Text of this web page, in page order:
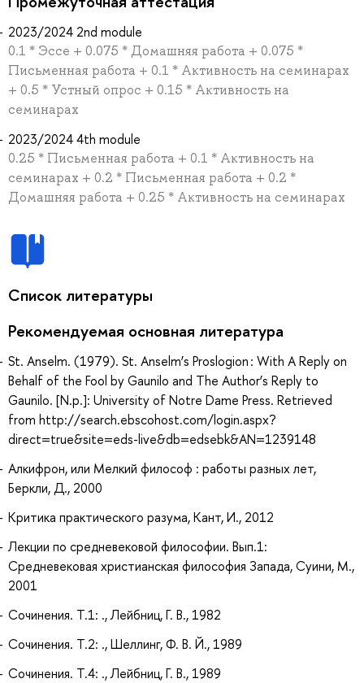
2023/2024 2nd module
0.1 * Эссе + 0.075 * Домашняя работа + 0.075 *
Письменная работа + 0.1 * Активность на семинарах
+ 0.5 * Устный опрос + 0.15 * Активность на
семинарах
2023/2024 4th module
0.25 * Письменная работа + 0.1 * Активность на
семинарах + 0.2 * Письменная работа + 0.2 *
Домашняя работа + 0.25 * Активность на семинарах
Список литературы
Рекомендуемая основная литература
St. Anselm. (1979). St. Anselm’s Proslogion : With A Reply on
Behalf of the Fool by Gaunilo and The Author’s Reply to
Gaunilo. [N.p.]: University of Notre Dame Press. Retrieved
from http://search.ebscohost.com/login.aspx?
direct=true&site=eds-live&db=edsebk&AN=1239148
Алкифрон, или Мелкий философ : работы разных лет,
Беркли, Д., 2000
Критика практического разума, Кант, И., 2012
Лекции по средневековой философии. Вып.1:
Средневековая христианская философия Запада, Суини, М.,
2001
Сочинения. Т.1: ., Лейбниц, Г. В., 1982
Сочинения. Т.2: ., Шеллинг, Ф. В. Й., 1989
Сочинения. Т.4: ., Лейбниц, Г. В., 1989